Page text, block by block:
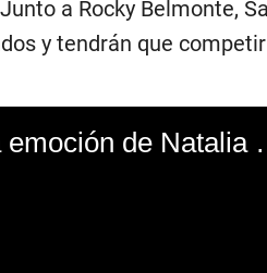
a Rocky Belmonte,
y tendrán que
‘El gran chef: